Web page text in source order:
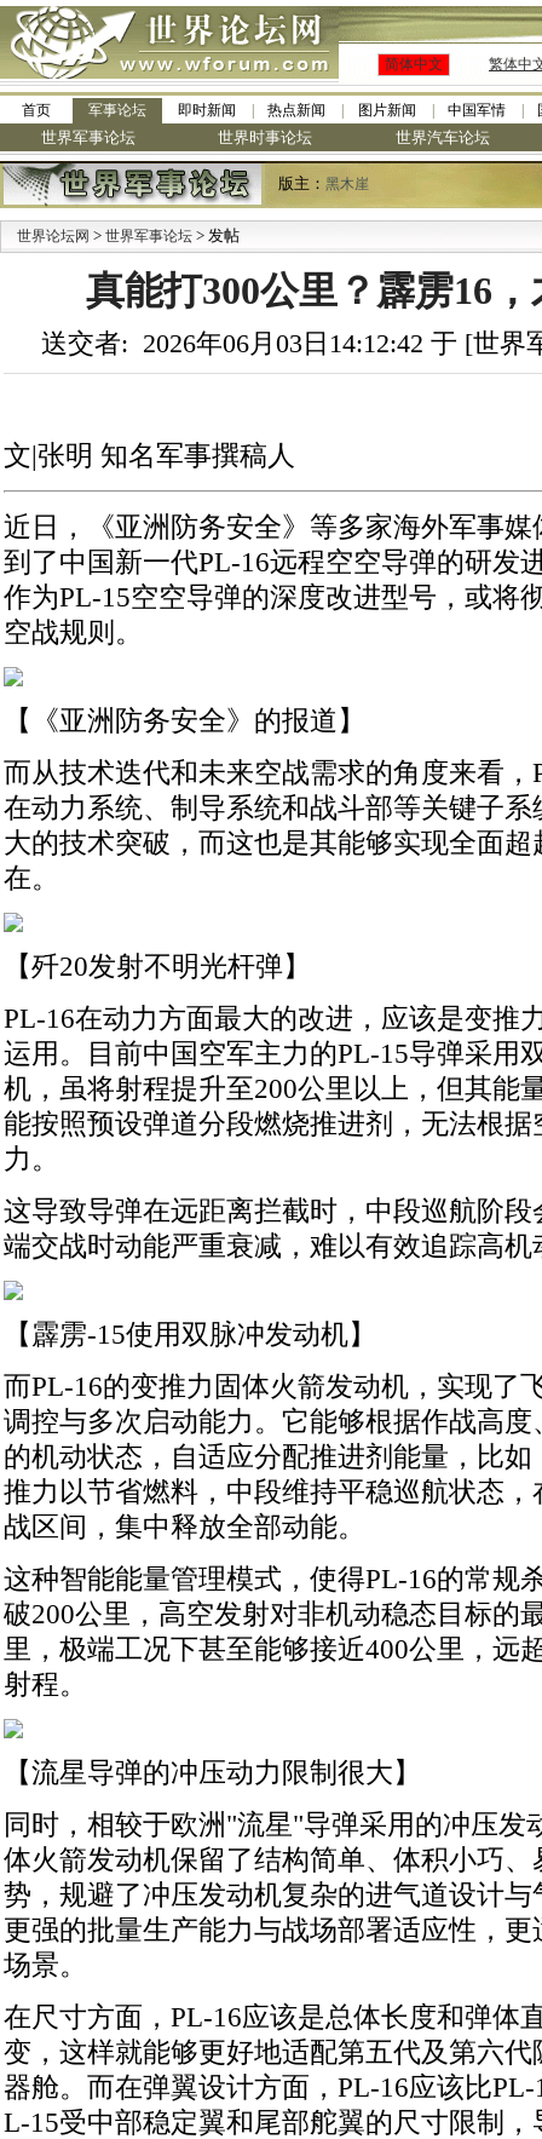
简体中文 繁体中
首页 军事论坛 即时新闻 热点新闻 图片新闻 中国军情
世界军事论坛 世界时事论坛 世界汽车论坛
版主： 黑木崖
世界论坛网 > 世界军事论坛 > 发帖
真能打300公里？霹雳16
送交者: 2026年06月03日14:12:42 于 [世
文|张明 知名军事撰稿人
近日，《亚洲防务安全》等多家海外军事
到了中国新一代PL-16远程空空导弹的研发
作为PL-15空空导弹的深度改进型号，或将
空战规则。
【《亚洲防务安全》的报道】
而从技术迭代和未来空战需求的角度来看，
在动力系统、制导系统和战斗部等关键子
大的技术突破，而这也是其能够实现全面超
在。
【歼20发射不明光杆弹】
PL-16在动力方面最大的改进，应该是变推
运用。目前中国空军主力的PL-15导弹采用
机，虽将射程提升至200公里以上，但其能
能按照预设弹道分段燃烧推进剂，无法根
力。
这导致导弹在远距离拦截时，中段巡航阶
端交战时动能严重衰减，难以有效追踪高机
【霹雳-15使用双脉冲发动机】
而PL-16的变推力固体火箭发动机，实现了
调控与多次启动能力。它能够根据作战高
的机动状态，自适应分配推进剂能量，比
推力以节省燃料，中段维持平稳巡航状态
战区间，集中释放全部动能。
这种智能能量管理模式，使得PL-16的常规
破200公里，高空发射对非机动稳态目标的
里，极端工况下甚至能够接近400公里，远
射程。
【流星导弹的冲压动力限制很大】
同时，相较于欧洲"流星"导弹采用的冲压发
体火箭发动机保留了结构简单、体积小巧
势，规避了冲压发动机复杂的进气道设计
更强的批量生产能力与战场部署适应性，
场景。
在尺寸方面，PL-16应该是总体长度和弹体
变，这样就能够更好地适配第五代及第六
器舱。而在弹翼设计方面，PL-16应该比
L-15受中部稳定翼和尾部舵翼的尺寸限制